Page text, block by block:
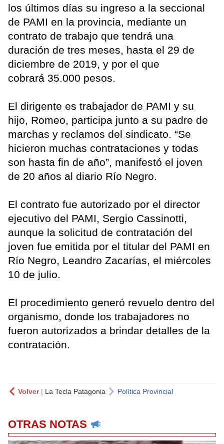
los últimos días su ingreso a la seccional
de PAMI en la provincia, mediante un
contrato de trabajo que tendrá una
duración de tres meses, hasta el 29 de
diciembre de 2019, y por el que
cobrará 35.000 pesos.
El dirigente es trabajador de PAMI y su
hijo, Romeo, participa junto a su padre de
marchas y reclamos del sindicato. “Se
hicieron muchas contrataciones y todas
son hasta fin de año”, manifestó el joven
de 20 años al diario Río Negro.
El contrato fue autorizado por el director
ejecutivo del PAMI, Sergio Cassinotti,
aunque la solicitud de contratación del
joven fue emitida por el titular del PAMI en
Río Negro, Leandro Zacarías, el miércoles
10 de julio.
El procedimiento generó revuelo dentro del
organismo, donde los trabajadores no
fueron autorizados a brindar detalles de la
contratación.
Volver| La Tecla Patagonia Política Provincial
OTRAS NOTAS